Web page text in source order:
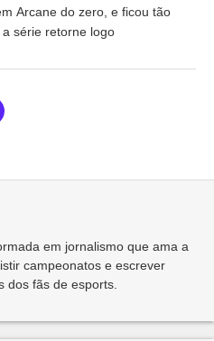
Arcane do zero, e ficou tão
série retorne logo
em jornalismo que ama a
campeonatos e escrever
dos fãs de esports.